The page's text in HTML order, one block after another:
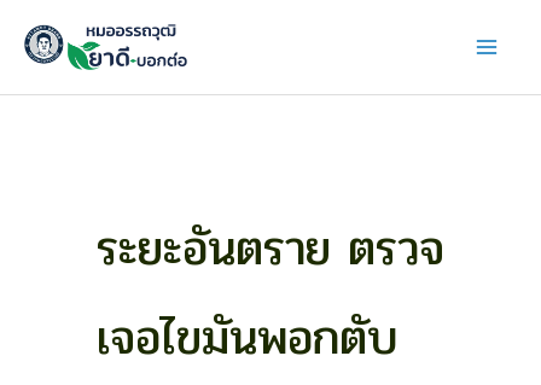
Skip
ระยะอันตราย ตรวจ
เจอไขมันพอกตับ